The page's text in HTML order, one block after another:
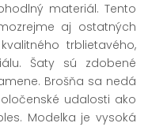
materiál. Tento
aj ostatných
trblietavého,
Šaty sú zdobené
Brošňa sa nedá
udalosti ako
Modelka je vysoká